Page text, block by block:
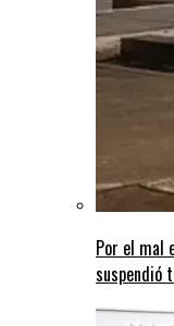
Por el mal
suspendió